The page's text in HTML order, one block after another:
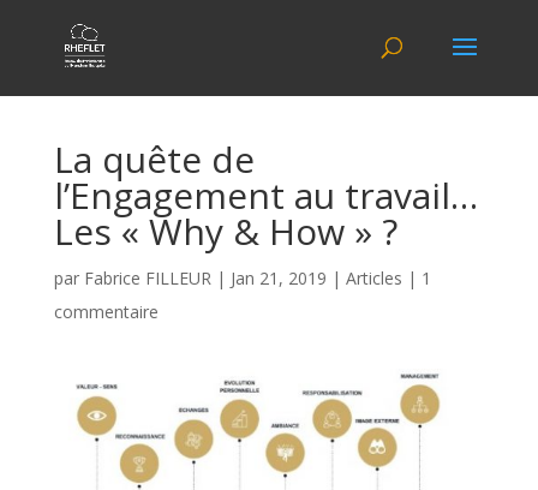
La quête de
l’Engagement au travail…
Les « Why & How »​ ?
par Fabrice FILLEUR| Jan 21, 2019 | Articles | 1
commentaire